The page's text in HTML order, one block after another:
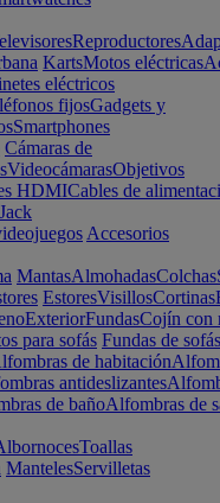
Reproductores
KartsMotos eléctricas
eléctricos
fijosGadgets y
Smartphones
Cámaras de
VideocámarasObjetivos
HDMICables de
Accesorios
MantasAlmohadasColchas
EstoresVisillosCortinas
ExteriorFundasCojín con
para sofás Fundas de sofás
de habitación
antideslizantes
de bañoAlfombras de
Toallas
MantelesServilletas